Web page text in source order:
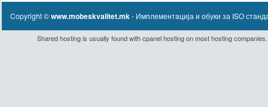
Copyright ©www.mobeskvalitet.mk- Имплементaција и обуки за ISO
Shared hostingis usually found withcpanel hostingon most hosting